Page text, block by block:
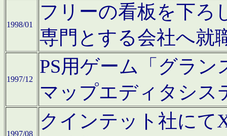
1998/01
フリーの看板を下ろ
専門とする会社へ就
1997/12
PS用ゲーム「グラン
マップエディタシス
1997/08
クインテット社にて